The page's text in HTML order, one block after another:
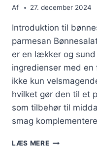
Af 27. december 2024
Introduktion til
parmesan
er en lækker og
ingredienser med
ikke kun
hvilket gør den til et
som tilbehør til
smag
LÆS MEREBØNNESALAT